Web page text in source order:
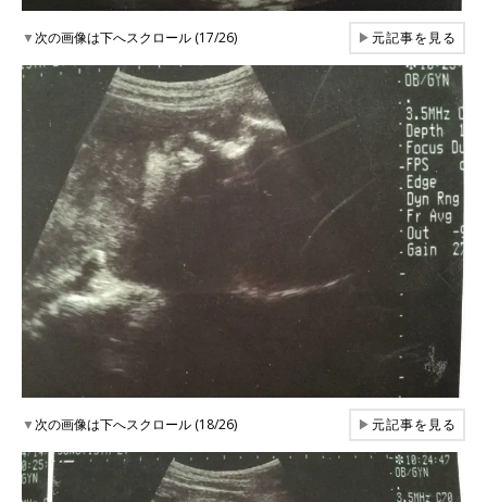
▼次の画像は下へスクロール (17/26) ▶元記事を見る
▼次の画像は下へスクロール (18/26) ▶元記事を見る